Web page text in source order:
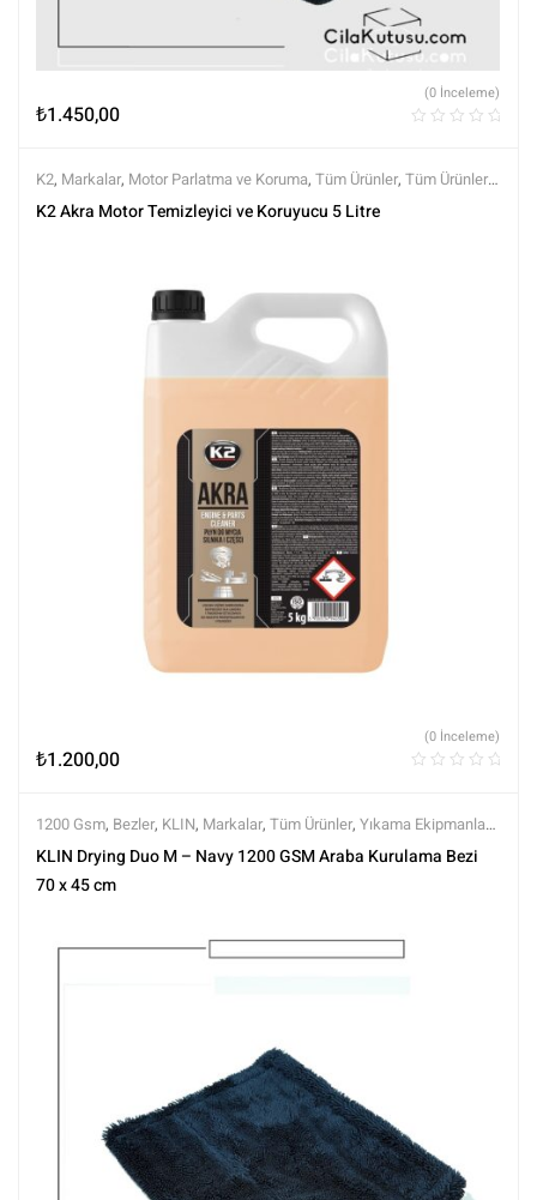
₺1.450,00
(0 İnceleme)
K2, Markalar, Motor Parlatma ve Koruma, Tüm Ürünler, Tüm Ürünler,
Yıkama Ürünleri
K2 Akra Motor Temizleyici ve Koruyucu 5 Litre
₺1.200,00
(0 İnceleme)
1200 Gsm, Bezler, KLIN, Markalar, Tüm Ürünler, Yıkama Ekipmanları,
Yıkama Ürünleri
KLIN Drying Duo M – Navy 1200 GSM Araba Kurulama Bezi
70 x 45 cm